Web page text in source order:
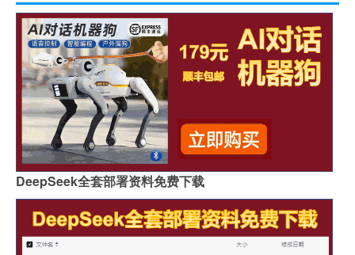
DeepSeek全套部署资料免费下载